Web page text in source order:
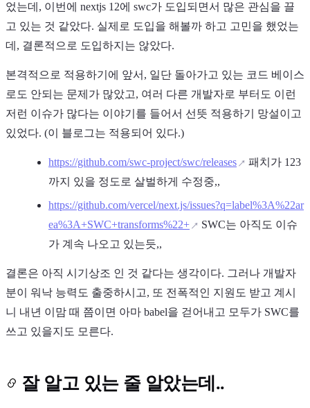
었는데, 이번에 nextjs 12에 swc가 도입되면서 많은 관심을 끌
고 있는 것 같았다. 실제로 도입을 해볼까 하고 고민을 했었는
데, 결론적으로 도입하지는 않았다.
본격적으로 적용하기에 앞서, 일단 돌아가고 있는 코드 베이스
로도 안되는 문제가 많았고, 여러 다른 개발자로 부터도 이런
저런 이슈가 많다는 이야기를 들어서 선뜻 적용하기 망설이고
있었다. (이 블로그는 적용되어 있다.)
https://github.com/swc-project/swc/releases
패치가 123
까지 있을 정도로 살벌하게 수정중,,
https://github.com/vercel/next.js/issues?q=label%3A%22ar
ea%3A+SWC+transforms%22+
SWC는 아직도 이슈
가 계속 나오고 있는듯,,
결론은 아직 시기상조 인 것 같다는 생각이다. 그러나 개발자
분이 워낙 능력도 출중하시고, 또 전폭적인 지원도 받고 계시
니 내년 이맘 때 쯤이면 아마 babel을 걷어내고 모두가 SWC를
쓰고 있을지도 모른다.
잘 알고 있는 줄 알았는데..